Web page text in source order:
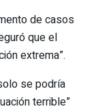
de casos
que el
extrema”.
se podría
terrible”